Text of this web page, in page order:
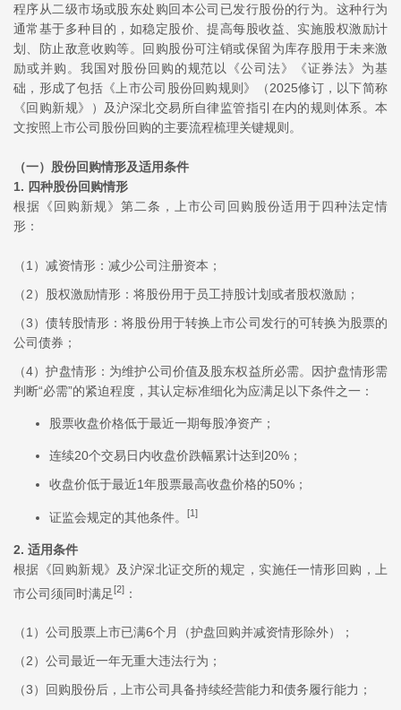
程序从二级市场或股东处购回本公司已发行股份的行为。这种行为
通常基于多种目的，如稳定股价、提高每股收益、实施股权激励计
划、防止敌意收购等。回购股份可注销或保留为库存股用于未来激
励或并购。我国对股份回购的规范以《公司法》《证券法》为基
础，形成了包括《上市公司股份回购规则》（2025修订，以下简称
《回购新规》）及沪深北交易所自律监管指引在内的规则体系。本
文按照上市公司股份回购的主要流程梳理关键规则。
（一）股份回购情形及适用条件
1. 四种股份回购情形
根据《回购新规》第二条，上市公司回购股份适用于四种法定情
形：
（1）减资情形：减少公司注册资本；
（2）股权激励情形：将股份用于员工持股计划或者股权激励；
（3）债转股情形：将股份用于转换上市公司发行的可转换为股票的
公司债券；
（4）护盘情形：为维护公司价值及股东权益所必需。因护盘情形需
判断“必需”的紧迫程度，其认定标准细化为应满足以下条件之一：
股票收盘价格低于最近一期每股净资产；
连续20个交易日内收盘价跌幅累计达到20%；
收盘价低于最近1年股票最高收盘价格的50%；
证监会规定的其他条件。 [1]
2. 适用条件
根据《回购新规》及沪深北证交所的规定，实施任一情形回购，上
市公司须同时满足[2] ：
（1）公司股票上市已满6个月（护盘回购并减资情形除外）；
（2）公司最近一年无重大违法行为；
（3）回购股份后，上市公司具备持续经营能力和债务履行能力；